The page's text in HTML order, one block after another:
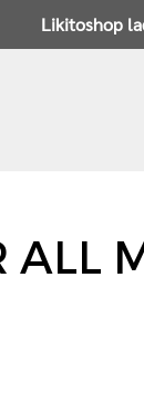
Likitoshop
ALL